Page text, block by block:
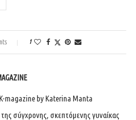
1
magazine by Katerina Manta
σύγχρονης, σκεπτόμενης γυναίκας